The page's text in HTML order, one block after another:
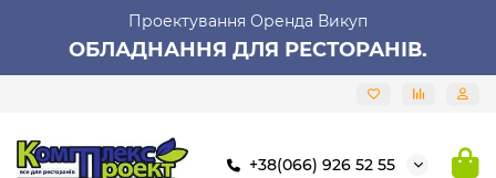
Проектування Оренда Викуп
ОБЛАДНАННЯ ДЛЯ РЕСТОРАНІВ.
+38(066) 926 52 55